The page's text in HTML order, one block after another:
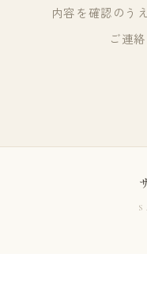
内容を確認のうえ
ご連